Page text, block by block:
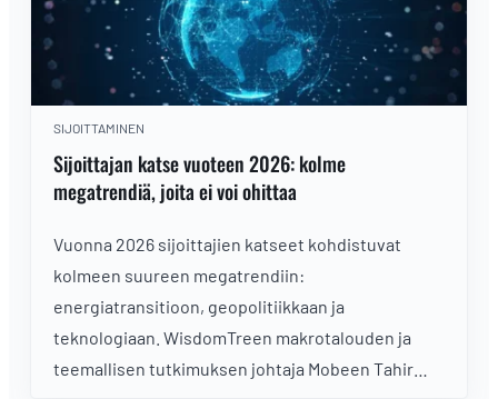
SIJOITTAMINEN
Sijoittajan katse vuoteen 2026: kolme
megatrendiä, joita ei voi ohittaa
Vuonna 2026 sijoittajien katseet kohdistuvat
kolmeen suureen megatrendiin:
energiatransitioon, geopolitiikkaan ja
teknologiaan. WisdomTreen makrotalouden ja
teemallisen tutkimuksen johtaja Mobeen Tahir